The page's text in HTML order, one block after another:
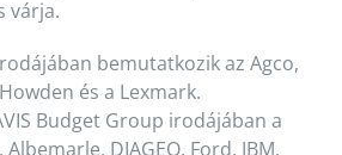
várja.
bemutatkozik az Agco,
és a Lexmark.
Budget Group irodájában a
Albemarle, DIAGEO, Ford, IBM,